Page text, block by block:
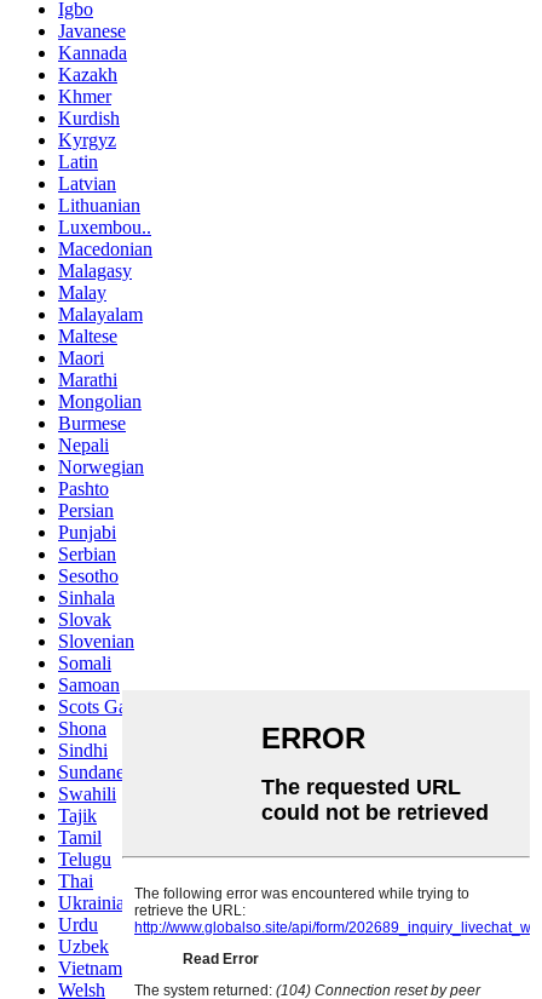
Igbo
Javanese
Kannada
Kazakh
Khmer
Kurdish
Kyrgyz
Latin
Latvian
Lithuanian
Luxembou..
Macedonian
Malagasy
Malay
Malayalam
Maltese
Maori
Marathi
Mongolian
Burmese
Nepali
Norwegian
Pashto
Persian
Punjabi
Serbian
Sesotho
Sinhala
Slovak
Slovenian
Somali
Samoan
Scots Gaelic
Shona
Sindhi
Sundanese
Swahili
Tajik
Tamil
Telugu
Thai
Ukrainian
Urdu
Uzbek
Vietnamese
Welsh